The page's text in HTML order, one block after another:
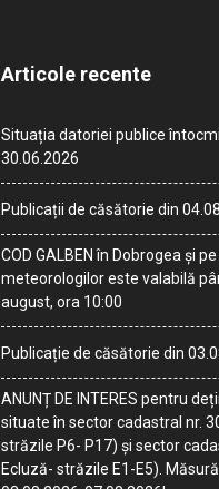
Articole recente
Situația datoriei publice
30.06.2026
Publicații de căsătorie din
COD GALBEN în Dobrogea și
meteorologilor este valabilă
august, ora 10:00
Publicație de căsătorie din
ANUNȚ DE INTERES pentru
situate în sector cadastral nr.
străzile P6- P17) și sector
Ecluză- străzile E1-E5).